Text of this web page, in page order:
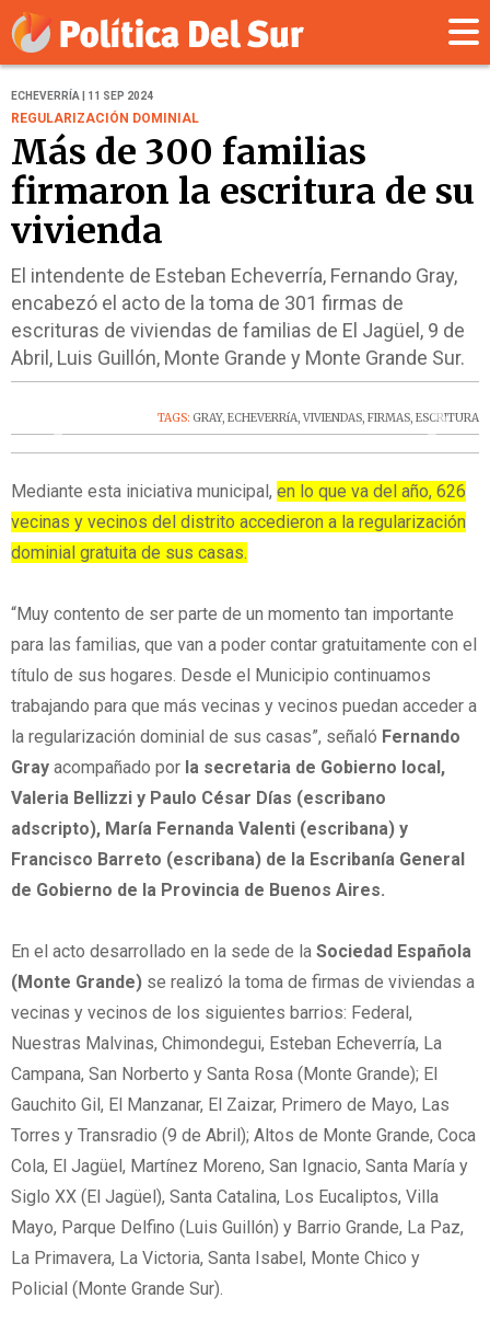
ECHEVERRÍA | 11 SEP 2024
REGULARIZACIÓN DOMINIAL
Más de 300 familias
firmaron la escritura de su
vivienda
El intendente de Esteban Echeverría, Fernando Gray,
encabezó el acto de la toma de 301 firmas de
escrituras de viviendas de familias de El Jagüel, 9 de
Abril, Luis Guillón, Monte Grande y Monte Grande Sur.
‹ ›
TAGS: GRAY, ECHEVERRíA, VIVIENDAS, FIRMAS, ESCRITURA
Mediante esta iniciativa municipal, en lo que va del año, 626
vecinas y vecinos del distrito accedieron a la regularización
dominial gratuita de sus casas.
“Muy contento de ser parte de un momento tan importante
para las familias, que van a poder contar gratuitamente con el
título de sus hogares. Desde el Municipio continuamos
trabajando para que más vecinas y vecinos puedan acceder a
la regularización dominial de sus casas”, señaló Fernando
Gray acompañado por la secretaria de Gobierno local,
Valeria Bellizzi y Paulo César Días (escribano
adscripto), María Fernanda Valenti (escribana) y
Francisco Barreto (escribana) de la Escribanía General
de Gobierno de la Provincia de Buenos Aires.
En el acto desarrollado en la sede de la Sociedad Española
(Monte Grande) se realizó la toma de firmas de viviendas a
vecinas y vecinos de los siguientes barrios: Federal,
Nuestras Malvinas, Chimondegui, Esteban Echeverría, La
Campana, San Norberto y Santa Rosa (Monte Grande); El
Gauchito Gil, El Manzanar, El Zaizar, Primero de Mayo, Las
Torres y Transradio (9 de Abril); Altos de Monte Grande, Coca
Cola, El Jagüel, Martínez Moreno, San Ignacio, Santa María y
Siglo XX (El Jagüel), Santa Catalina, Los Eucaliptos, Villa
Mayo, Parque Delfino (Luis Guillón) y Barrio Grande, La Paz,
La Primavera, La Victoria, Santa Isabel, Monte Chico y
Policial (Monte Grande Sur).